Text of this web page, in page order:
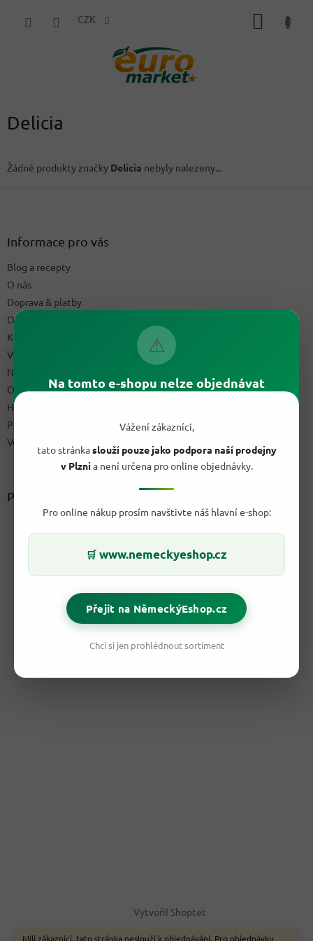
⚠
Na tomto e-shopu nelze objednávat
Vážení zákazníci,
tato stránkaslouží pouze jako podpora naší prodejny
v Plznia není určena pro online objednávky.
Pro online nákup prosím navštivte náš hlavní e-shop:
🛒 www.nemeckyeshop.cz
Přejít na NěmeckýEshop.cz
Chci si jen prohlédnout sortiment
Milí zákazníci, tato stránka neslouží k objednávání. Pro objednávku
CZK
Delicia
Žádné produkty značky Delicia nebyly nalezeny...
Informace pro vás
Blog a recepty
O nás
Doprava & platby
Obchodní podmínky
Kontakty
Výdejní místo
Napište nám
Ochrana osobních údajů GDPR
Hodnocení obchodu
Podmínky uplatnění práv z vadného plnění a reklamační řád
Velkoobchod
Přijímáme online platby
Vytvořil Shoptet